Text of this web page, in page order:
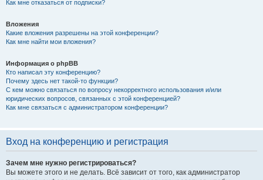
Как мне отказаться от подписки?
Вложения
Какие вложения разрешены на этой конференции?
Как мне найти мои вложения?
Информация о phpBB
Кто написал эту конференцию?
Почему здесь нет такой-то функции?
С кем можно связаться по вопросу некорректного использования и/или
юридических вопросов, связанных с этой конференцией?
Как мне связаться с администратором конференции?
Вход на конференцию и регистрация
Зачем мне нужно регистрироваться?
Вы можете этого и не делать. Всё зависит от того, как администратор